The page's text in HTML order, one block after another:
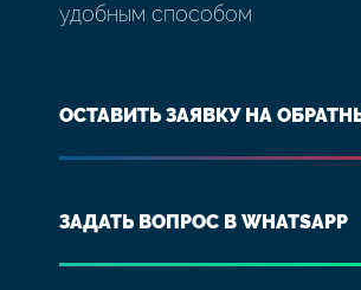
удобным способом
ОСТАВИТЬ ЗАЯВКУ НА
ЗАДАТЬ ВОПРОС В WHATSAPP